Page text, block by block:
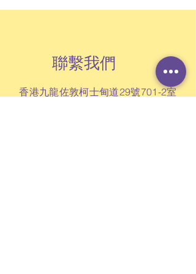
要大於風險因素
聯繫我們
香港九龍佐敦柯士甸道29號701-2室